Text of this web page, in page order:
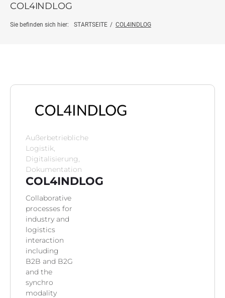
Projektinfo
Botschafter:innen
News
Kontakt
COL4INDLOG
Sie befinden sich hier: STARTSEITE / COL4INDLOG
Außerbetriebliche
Logistik,
Digitalisierung,
Dokumentation
COL4INDLOG
Collaborative
processes for
industry and
logistics
interaction
including
B2B and B2G
and the
synchro
modality